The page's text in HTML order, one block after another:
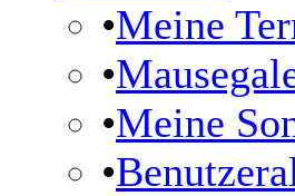
•Meine
•
•Meine
•